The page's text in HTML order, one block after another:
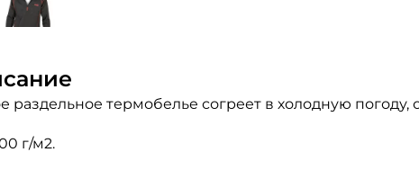
термобелье согреет в холодную
г/м2.